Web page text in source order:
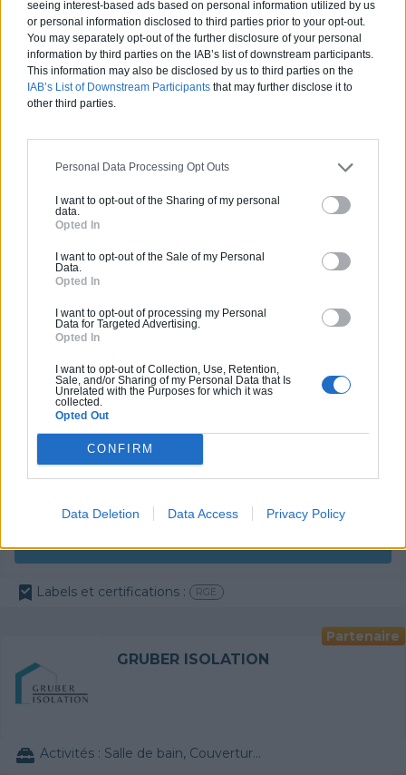
seeing interest-based ads based on personal information utilized by us
or personal information disclosed to third parties prior to your opt-out.
You may separately opt-out of the further disclosure of your personal
information by third parties on the IAB’s list of downstream participants.
This information may also be disclosed by us to third parties on the
IAB’s List of Downstream Participants that may further disclose it to
other third parties.
Personal Data Processing Opt Outs
I want to opt-out of the Sharing of my personal
data.
Opted In
I want to opt-out of the Sale of my Personal
Data.
Opted In
I want to opt-out of processing my Personal
Data for Targeted Advertising.
Opted In
I want to opt-out of Collection, Use, Retention,
Sale, and/or Sharing of my Personal Data that Is
Unrelated with the Purposes for which it was
collected.
Opted Out
CONFIRM
Data Deletion Data Access Privacy Policy
Activités :Gros œuvre, Borne de recharge
0800 20 03 20
Devis
Labels et certifications : RGE
NEW BUILDING
Activités :Salle de bain, Couverture tuiles / petits éléments, Isolation thermique des murs intérieurs, Alarme, Isolation des combles aménageables, Traitement de l'eau, Décrassage / Démoussage de toiture, Cheminée, Terrassement, Plancher chauffant
Pas d'avis pour ce pro.
Devis
Labels et certifications : RGE
Partenaire
GRUBER ISOLATION
Activités : Salle de bain, Couverture tuiles / petits éléments, Isolation thermique des murs intérieurs, Gros œuvre, Plâtre traditionnel, Chauffage Fioul, Bétons cirés